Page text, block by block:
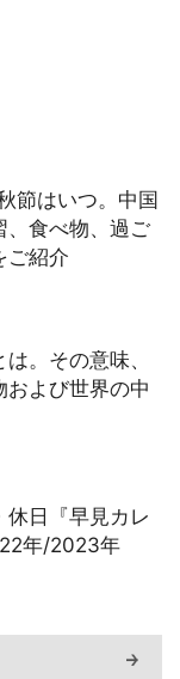
節はいつ。中国
、食べ物、過ご
ご紹介
。その意味、
および世界の中
休日『早見カレ
年/2023年